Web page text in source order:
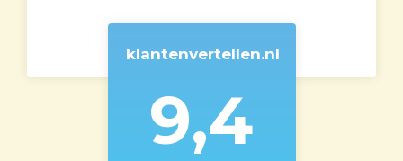
klantenvertellen.nl
9,4